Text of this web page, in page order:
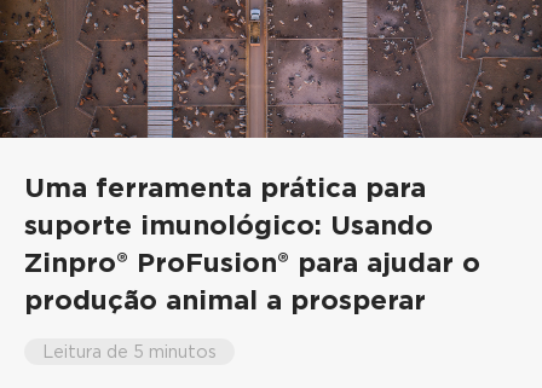
Uma ferramenta prática para
suporte imunológico: Usando
Zinpro® ProFusion® para ajudar o
produção animal a prosperar
Leitura de 5 minutos